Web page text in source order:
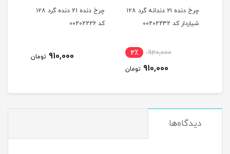
چرخ دنده ۲۱ دندانه گرد ۱۲۸
شیاردار کد 00202232
920,000 2٪
910,000 تومان
چرخ دنده 21 دنده گرد ۱۲۸
کد 00202226
910,000 تومان
دیدگاه‌ها